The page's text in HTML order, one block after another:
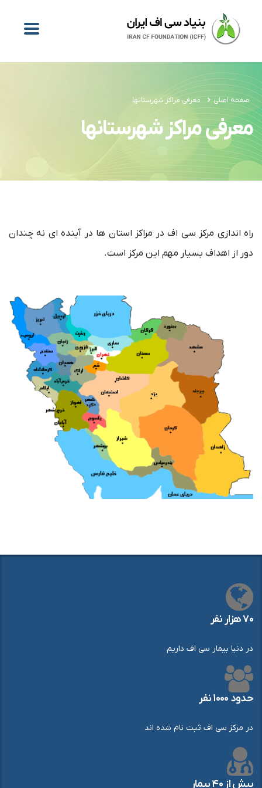
صفحه اصلی معرفی مراکز شهرستانها
معرفی مراکز شهرستانها
راه اندازی مرکز سی اف در مراکز استان ها در آینده ای نه چندان
دور از اهداف بسیار مهم این مرکز است.
۷۰ هزار نفر
در دنیا بیمار سی اف داریم
حدود ۱۰۰۰ نفر
در مرکز سی اف ثبت نام شده اند
بیش از ۴۰ بیمار